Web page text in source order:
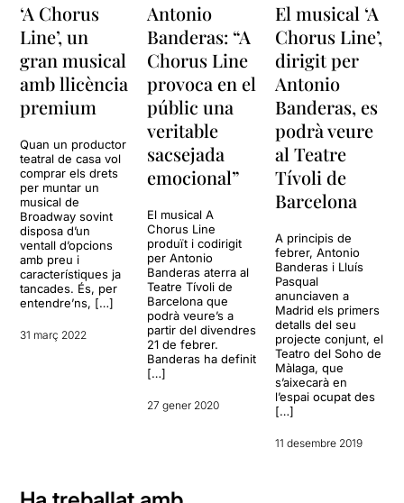
‘A Chorus
Line’, un
gran musical
amb llicència
premium
Quan un productor
teatral de casa vol
comprar els drets
per muntar un
musical de
Broadway sovint
disposa d’un
ventall d’opcions
amb preu i
característiques ja
tancades. És, per
entendre’ns, […]
31 març 2022
Antonio
Banderas: “A
Chorus Line
provoca en el
públic una
veritable
sacsejada
emocional”
El musical A
Chorus Line
produït i codirigit
per Antonio
Banderas aterra al
Teatre Tívoli de
Barcelona que
podrà veure’s a
partir del divendres
21 de febrer.
Banderas ha definit
[…]
27 gener 2020
El musical ‘A
Chorus Line’,
dirigit per
Antonio
Banderas, es
podrà veure
al Teatre
Tívoli de
Barcelona
A principis de
febrer, Antonio
Banderas i Lluís
Pasqual
anunciaven a
Madrid els primers
detalls del seu
projecte conjunt, el
Teatro del Soho de
Màlaga, que
s’aixecarà en
l’espai ocupat des
[…]
11 desembre 2019